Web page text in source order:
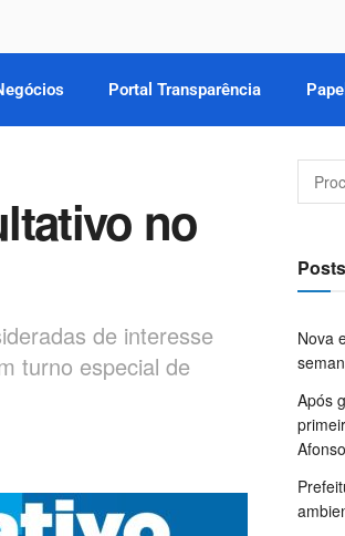
Portal Transparência
no
de interesse
turno especial de
Nova
Após
Afonso